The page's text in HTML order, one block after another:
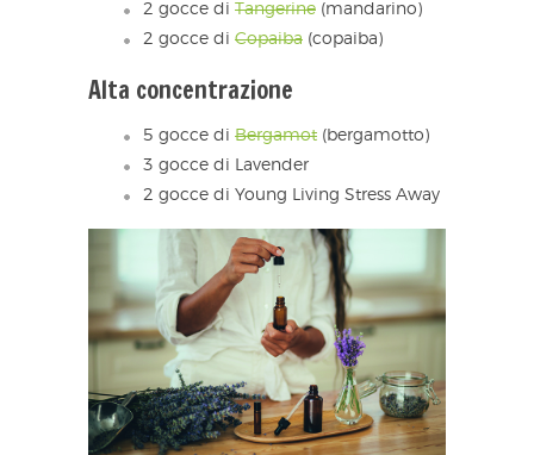
2 gocce di Tangerine (mandarino)
2 gocce di Copaiba (copaiba)
Alta concentrazione
5 gocce di Bergamot (bergamotto)
3 gocce di Lavender
2 gocce di Young Living Stress Away